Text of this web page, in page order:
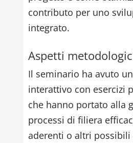
contributo per uno
integrato.
Aspetti
Il seminario ha avuto
interattivo con esercizi
che hanno portato alla
processi di filiera
aderenti o altri possibili